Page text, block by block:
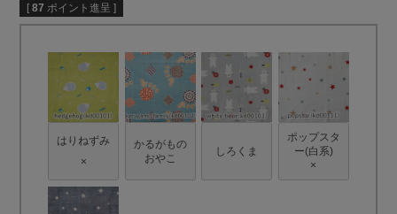
[ 87 ポイント進呈 ]
はりねずみ
×
かるがもの
おやこ
しろくま
ポップスタ
ー(白系)
×